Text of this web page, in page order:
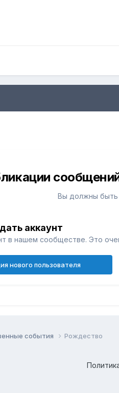
Вы должны быть
аккаунт
в нашем сообществе. Это
нового пользователя
события Pождество